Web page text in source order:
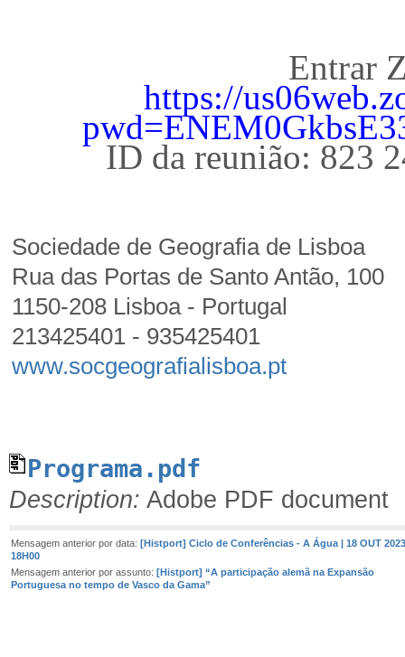
Entrar
https://
ID da reunião: 823
Sociedade de Geografia de Lisboa
Rua das Portas de Santo Antão, 100
1150-208 Lisboa - Portugal
213425401 - 935425401
www.socgeografialisboa.pt
Programa.pdf
Description: Adobe PDF document
Mensagem anterior por data: [Histport] Ciclo de Conferências - A Água | 18 OUT
18H00
Mensagem anterior por assunto: [Histport] “A participação alemã na Expansão
Portuguesa no tempo de Vasco da Gama”